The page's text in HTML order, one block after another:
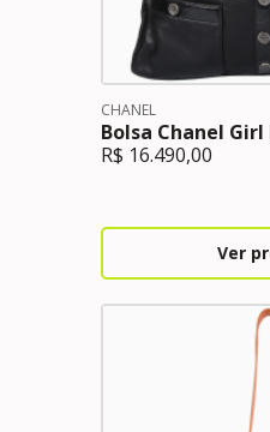
CHANEL
Bolsa Chanel
R$ 16.490,00
Ver